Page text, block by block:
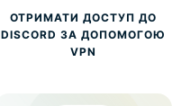
ОТРИМАТИ ДОСТУП ДО
DISCORD ЗА ДОПОМОГОЮ
VPN